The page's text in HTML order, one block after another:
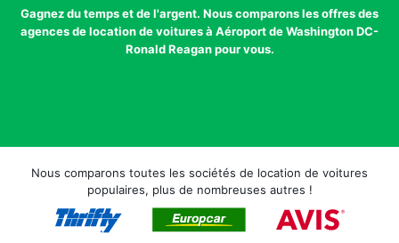
Gagnez du temps et de l'argent. Nous comparons les offres des
agences de location de voitures à Aéroport de Washington DC-
Ronald Reagan pour vous.
Nous comparons toutes les sociétés de location de voitures
populaires, plus de nombreuses autres !